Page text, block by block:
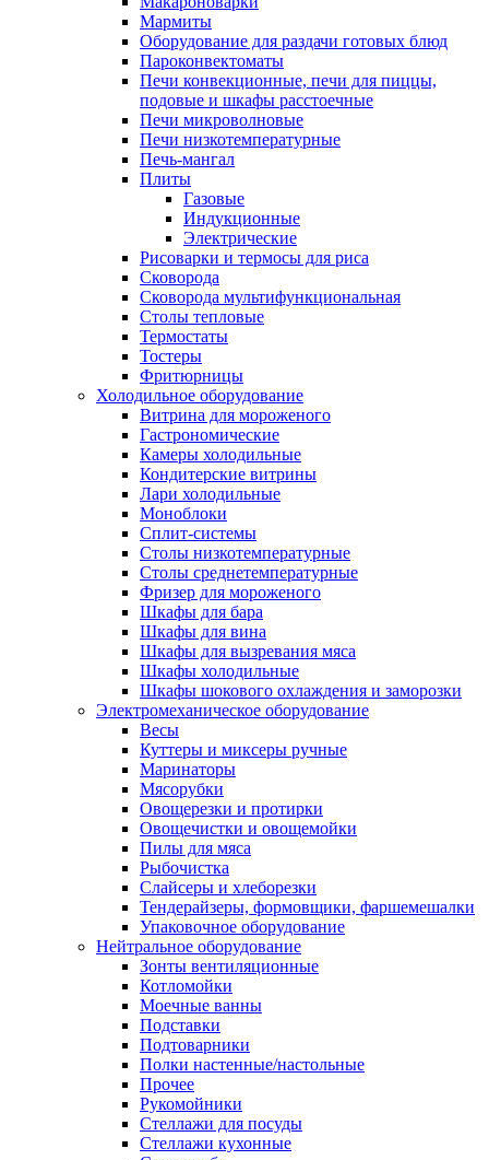
Мармиты
Оборудование для раздачи готовых блюд
Пароконвектоматы
Печи конвекционные, печи для пиццы,
подовые и шкафы расстоечные
Печи микроволновые
Печи низкотемпературные
Печь-мангал
Плиты
Газовые
Индукционные
Электрические
Рисоварки и термосы для риса
Сковорода
Сковорода мультифункциональная
Столы тепловые
Термостаты
Тостеры
Фритюрницы
Холодильное оборудование
Витрина для мороженого
Гастрономические
Камеры холодильные
Кондитерские витрины
Лари холодильные
Моноблоки
Сплит-системы
Столы низкотемпературные
Столы среднетемпературные
Фризер для мороженого
Шкафы для бара
Шкафы для вина
Шкафы для вызревания мяса
Шкафы холодильные
Шкафы шокового охлаждения и заморозки
Электромеханическое оборудование
Весы
Куттеры и миксеры ручные
Маринаторы
Мясорубки
Овощерезки и протирки
Овощечистки и овощемойки
Пилы для мяса
Рыбочистка
Слайсеры и хлеборезки
Тендерайзеры, формовщики, фаршемешалки
Упаковочное оборудование
Нейтральное оборудование
Зонты вентиляционные
Котломойки
Моечные ванны
Подставки
Подтоварники
Полки настенные/настольные
Прочее
Рукомойники
Стеллажи для посуды
Стеллажи кухонные